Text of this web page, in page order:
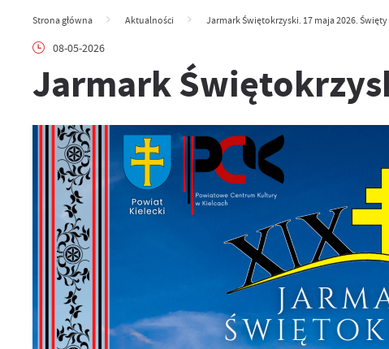
Strona główna Aktualności Jarmark Świętokrzyski. 17 maja 2026. Święty
08-05-2026
Jarmark